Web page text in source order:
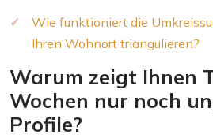
Wie funktioniert die
Ihren Wohnort triangulieren?
Warum zeigt Ihnen
Wochen nur noch
Profile?